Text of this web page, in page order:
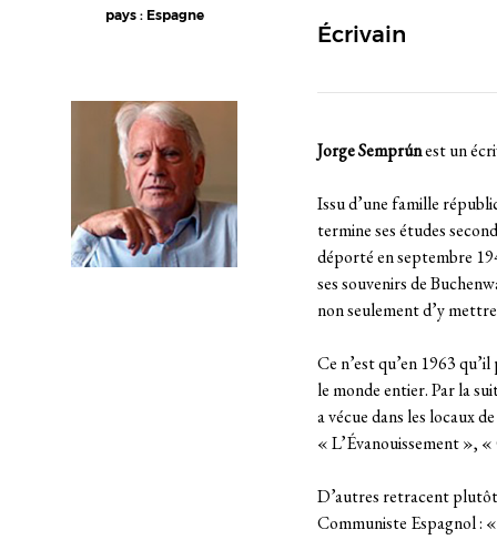
pays : Espagne
Écrivain
Jorge Semprúnest un
Issu d’une famille
termine ses études
déporté en septembre
ses souvenirs de
non seulement d’y
Ce n’est qu’en 1963
le monde entier. Par la
a vécue dans les locaux
« L’Évanouissement »,
D’autres retracent
Communiste Espagnol :